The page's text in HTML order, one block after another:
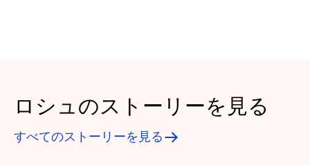
ロシュのストーリーを見る
すべてのストーリーを見る